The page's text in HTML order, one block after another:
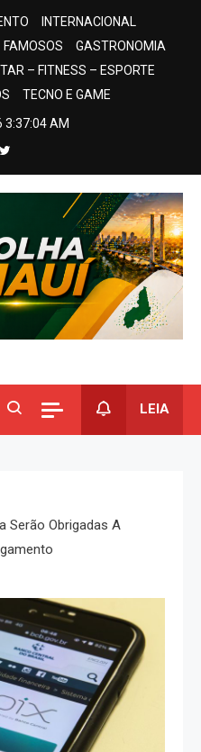
INTERNACIONAL
FAMOSOS
GASTRONOMIA
– FITNESS – ESPORTE
TECNO E GAME
3:37:05 AM
LEIA
Serão Obrigadas A